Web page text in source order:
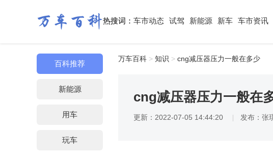
热搜词： 车市动态 试驾 新能源 新车 车市资讯
百科推荐
新能源
用车
玩车
万车百科 > 知识 > cng减压器压力一般在多少
cng减压器压力一般在
更新：2022-07-05 14:44:20 发布：张